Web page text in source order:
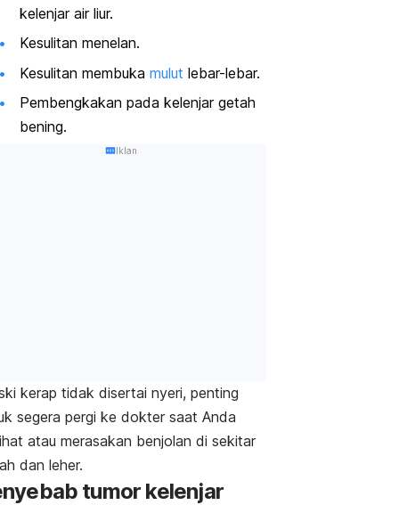
kelenjar air liur.
Kesulitan menelan.
Kesulitan membuka mulut lebar-lebar.
Pembengkakan pada kelenjar getah
bening.
Iklan
kerap tidak disertai nyeri, penting
segera pergi ke dokter saat Anda
atau merasakan benjolan di sekitar
dan leher.
tumor kelenjar